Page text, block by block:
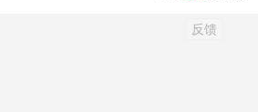
反馈